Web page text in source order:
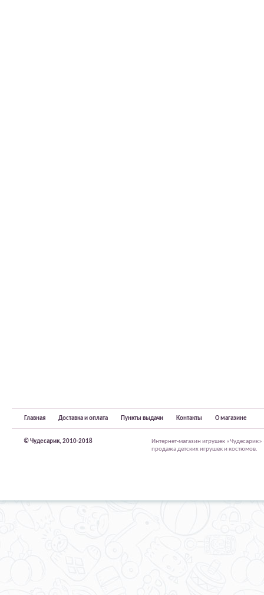
Главная Доставка и оплата Пункты выдачи Контакты О магазине
© Чудесарик, 2010-2018
Интернет-магазин игрушек
продажа детских игрушек и костюмов.